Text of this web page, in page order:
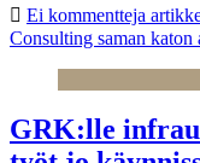
Ei kommentteja
Consulting saman katon
GRK:lle